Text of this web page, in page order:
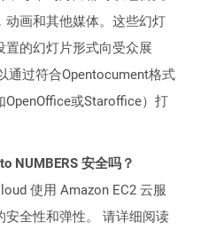
动画和其他媒体。这些幻灯
置的幻灯片形式向受众展
通过符合Opentocument格式
OpenOffice或Staroffice）打
NUMBERS 安全吗？
使用 Amazon EC2 云服
安全性和弹性。 请详细阅读